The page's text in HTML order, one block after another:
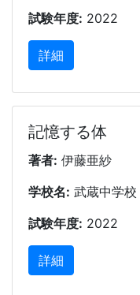
試験年度: 2022
詳細
記憶する体
著者: 伊藤亜紗
学校名: 武蔵中学校
試験年度: 2022
詳細